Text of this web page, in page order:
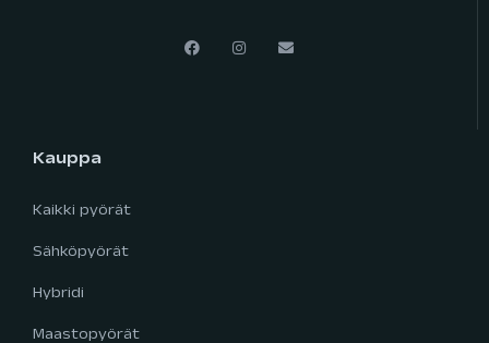
Kauppa
Kaikki pyörät
Sähköpyörät
Hybridi
Maastopyörät